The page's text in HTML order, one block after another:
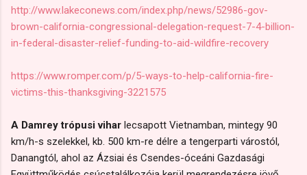
http://www.lakeconews.com/index.php/news/52986-gov-
brown-california-congressional-delegation-request-7-4-billion-
in-federal-disaster-relief-funding-to-aid-wildfire-recovery
https://www.romper.com/p/5-ways-to-help-california-fire-
victims-this-thanksgiving-3221575
A Damrey trópusi vihar lecsapott Vietnamban, mintegy 90
km/h-s szelekkel, kb. 500 km-re délre a tengerparti várostól,
Danangtól, ahol az Ázsiai és Csendes-óceáni Gazdasági